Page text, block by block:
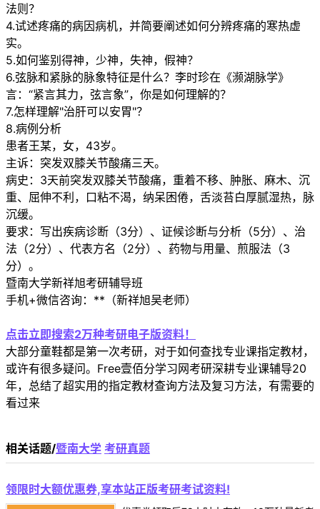
法则？
4.试述疼痛的病因病机，并简要阐述如何分辨疼痛的寒热虚
实。
5.如何鉴别得神，少神，失神，假神？
6.弦脉和紧脉的脉象特征是什么？李时珍在《濒湖脉学》
言：“紧言其力，弦言象”，你是如何理解的？
7.怎样理解"治肝可以安胃"？
8.病例分析
患者王某，女，43岁。
主诉：突发双膝关节酸痛三天。
病史：3天前突发双膝关节酸痛，重着不移、肿胀、麻木、沉
重、屈伸不利，口粘不渴，纳呆困倦，舌淡苔白厚腻湿热，脉
沉缓。
要求：写出疾病诊断（3分）、证候诊断与分析（5分）、治
法（2分）、代表方名（2分）、药物与用量、煎服法（3
分）。
暨南大学新祥旭考研辅导班
手机+微信咨询：**（新祥旭吴老师）
点击立即搜索2万种考研电子版资料！
大部分童鞋都是第一次考研，对于如何查找专业课指定教材，
或许有很多疑问。Free壹佰分学习网考研深耕专业课辅导20
年，总结了超实用的指定教材查询方法及复习方法，有需要的
看过来
相关话题/暨南大学 考研真题
领限时大额优惠券,享本站正版考研考试资料!